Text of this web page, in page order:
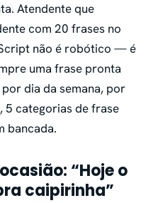
Atendente que
com 20 frases no
não é robótico — é
uma frase pronta
dia da semana, por
5 categorias de frase
bancada.
“Hoje o
caipirinha”